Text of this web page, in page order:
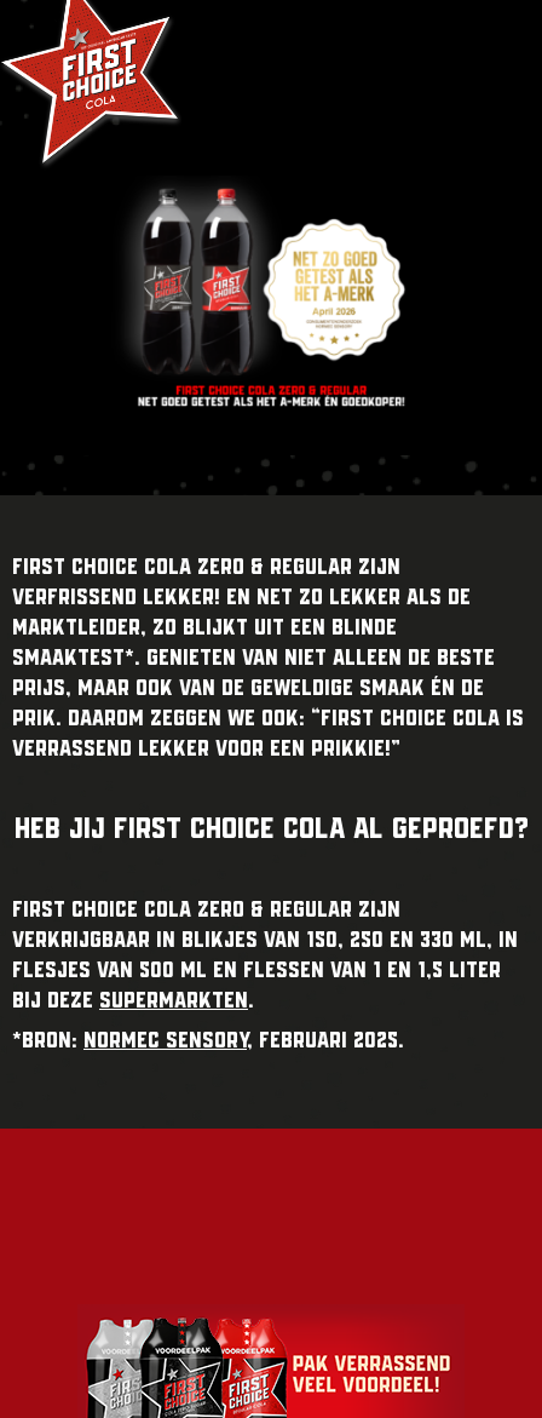
First Choice Cola Zero & regular zijn
verfrissend lekker! En net zo lekker als de
marktleider, zo blijkt uit een blinde
smaaktest*. Genieten van niet alleen de beste
prijs, maar ook van de geweldige smaak én de
prik. Daarom zeggen we ook: “First Choice Cola is
verrassend lekker voor een prikkie!”
Heb jij First Choice Cola al geproefd?
First Choice Cola Zero & regular zijn
verkrijgbaar in blikjes van 150, 250 en 330 ml, in
flesjes van 500 ml en flessen van 1 en 1,5 liter
bij deze supermarkten .
*Bron: Normec Sensory, FEBRUARI 2025.